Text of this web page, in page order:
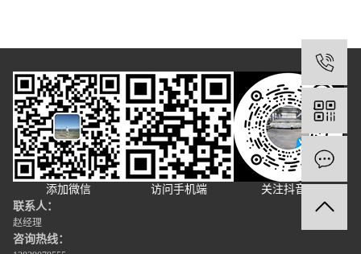
添加微信 访问手机端
关注抖音号
联系人：
赵经理
咨询热线：